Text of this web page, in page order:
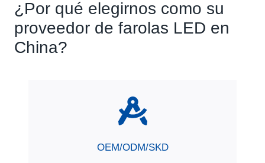
¿Por qué elegirnos como su
proveedor de farolas LED en
China?
OEM/ODM/SKD